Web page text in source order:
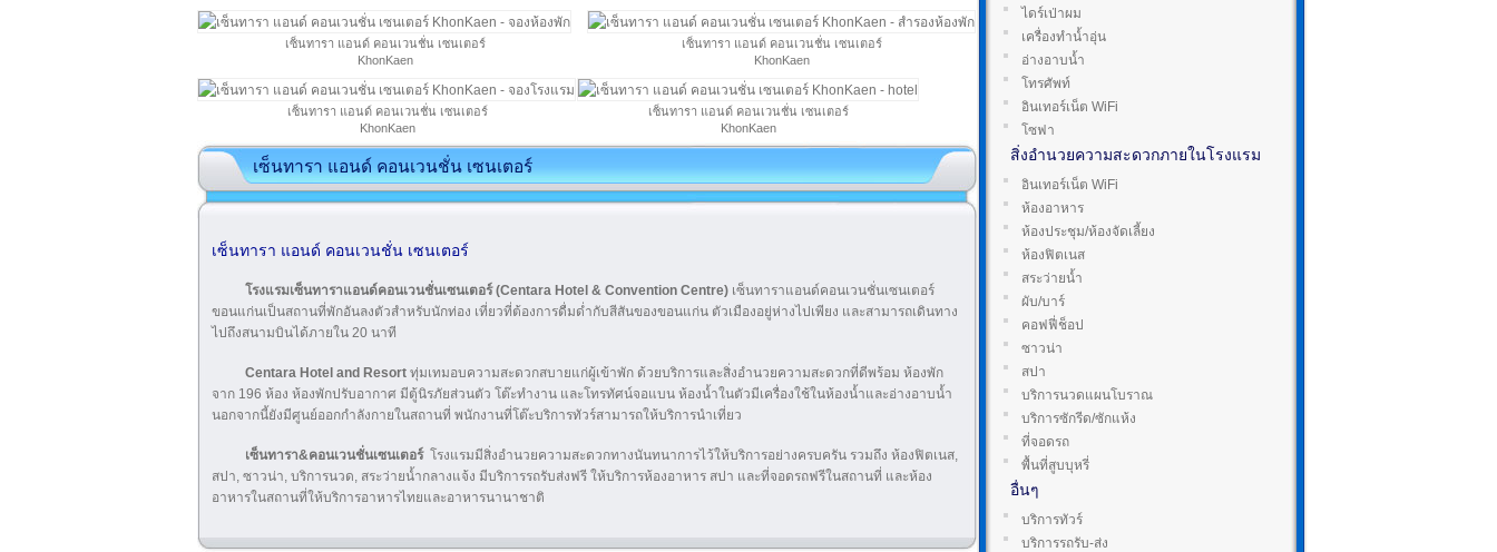
เซ็นทารา แอนด์ คอนเวนชั่น เซนเตอร์
KhonKaen
เซ็นทารา แอนด์ คอนเวนชั่น เซนเตอร์
KhonKaen
เซ็นทารา แอนด์ คอนเวนชั่น เซนเตอร์
KhonKaen
เซ็นทารา แอนด์ คอนเวนชั่น เซนเตอร์
KhonKaen
เซ็นทารา แอนด์ คอนเวนชั่น เซนเตอร์
เซ็นทารา แอนด์ คอนเวนชั่น เซนเตอร์
โรงแรมเซ็นทาราแอนด์คอนเวนชั่นเซนเตอร์ (Centara Hotel & Convention Centre) เซ็นทาราแอนด์คอนเวนชั่นเซนเตอร์
ขอนแก่นเป็นสถานที่พักอันลงตัวสำหรับนักท่อง เที่ยวที่ต้องการดื่มด่ำกับสีสันของขอนแก่น ตัวเมืองอยู่ห่างไปเพียง และสามารถเดินทาง
ไปถึงสนามบินได้ภายใน 20 นาที
Centara Hotel and Resort ทุ่มเทมอบความสะดวกสบายแก่ผู้เข้าพัก ด้วยบริการและสิ่งอำนวยความสะดวกที่ดีพร้อม ห้องพัก
จาก 196 ห้อง ห้องพักปรับอากาศ มีตู้นิรภัยส่วนตัว โต๊ะทำงาน และโทรทัศน์จอแบน ห้องน้ำในตัวมีเครื่องใช้ในห้องน้ำและอ่างอาบน้ำ
นอกจากนี้ยังมีศูนย์ออกกำลังกายในสถานที่ พนักงานที่โต๊ะบริการทัวร์สามารถให้บริการนำเที่ยว
เซ็นทารา&คอนเวนชั่นเซนเตอร์ โรงแรมมีสิ่งอำนวยความสะดวกทางนันทนาการไว้ให้บริการอย่างครบครัน รวมถึง ห้องฟิตเนส,
สปา, ซาวน่า, บริการนวด, สระว่ายน้ำกลางแจ้ง มีบริการรถรับส่งฟรี ให้บริการห้องอาหาร สปา และที่จอดรถฟรีในสถานที่ และห้อง
อาหารในสถานที่ให้บริการอาหารไทยและอาหารนานาชาติ
ไดร์เป่าผม
เครื่องทำน้ำอุ่น
อ่างอาบน้ำ
โทรศัพท์
อินเทอร์เน็ต WiFi
โซฟา
สิ่งอำนวยความสะดวกภายในโรงแรม
อินเทอร์เน็ต WiFi
ห้องอาหาร
ห้องประชุม/ห้องจัดเลี้ยง
ห้องฟิตเนส
สระว่ายน้ำ
ผับ/บาร์
คอฟฟี่ช็อป
ซาวน่า
สปา
บริการนวดแผนโบราณ
บริการซักรีด/ซักแห้ง
ที่จอดรถ
พื้นที่สูบบุหรี่
อื่นๆ
บริการทัวร์
บริการรถรับ-ส่ง